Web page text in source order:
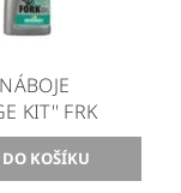
KIT'' FRK